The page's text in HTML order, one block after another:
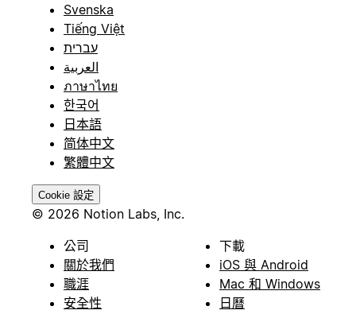
Svenska
Tiếng Việt
עברית
العربية
ภาษาไทย
한국어
日本語
简体中文
繁體中文
Cookie 設定
© 2026 Notion Labs, Inc.
公司
關於我們
職涯
安全性
下載
iOS 與 Android
Mac 和 Windows
日曆